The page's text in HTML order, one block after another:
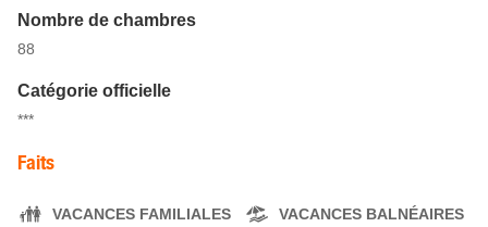
Nombre de chambres
88
Catégorie officielle
***
Faits
VACANCES FAMILIALES VACANCES BALNÉAIRES